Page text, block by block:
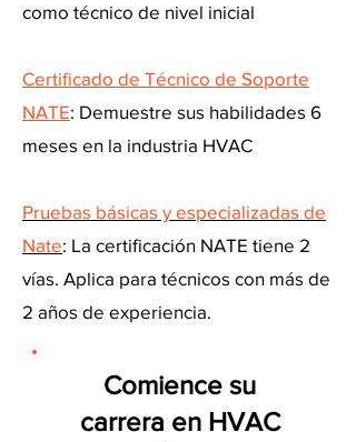
como técnico de nivel inicial
Certificado de Técnico de Soporte
NATE: Demuestre sus habilidades 6
meses en la industria HVAC
Pruebas básicas y especializadas de
Nate: La certificación NATE tiene 2
vías. Aplica para técnicos con más de
2 años de experiencia.
Comience su
carrera en HVAC